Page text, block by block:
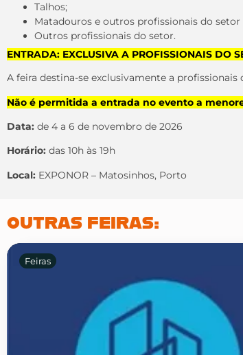
Talhos;
Matadouros e outros profissionais do setor
Outros profissionais do setor.
ENTRADA: EXCLUSIVA A PROFISSIONAIS DO
A feira destina-se exclusivamente a profissionais
Não é permitida a entrada no evento a
Data: de 4 a 6 de novembro de 2026
Horário: das 10h às 19h
Local: EXPONOR – Matosinhos, Porto
OUTRAS FEIRAS:
Feiras